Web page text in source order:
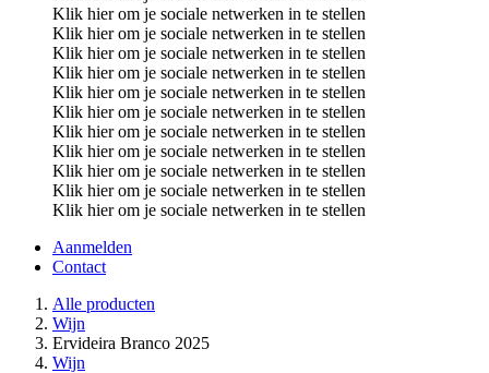
Klik hier om je sociale netwerken in te stellen
Klik hier om je sociale netwerken in te stellen
Klik hier om je sociale netwerken in te stellen
Klik hier om je sociale netwerken in te stellen
Klik hier om je sociale netwerken in te stellen
Klik hier om je sociale netwerken in te stellen
Klik hier om je sociale netwerken in te stellen
Klik hier om je sociale netwerken in te stellen
Klik hier om je sociale netwerken in te stellen
Klik hier om je sociale netwerken in te stellen
Klik hier om je sociale netwerken in te stellen
Aanmelden
Contact
Alle producten
Wijn
Ervideira Branco 2025
Wijn